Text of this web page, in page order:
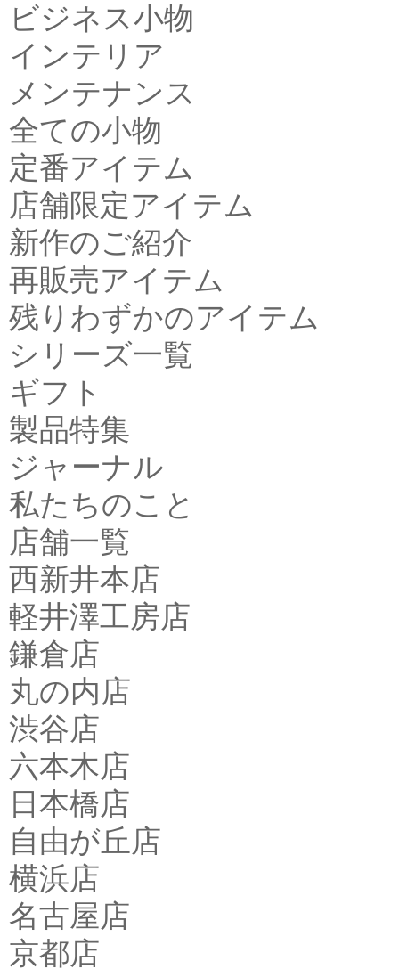
ビジネス小物
インテリア
メンテナンス
全ての小物
定番アイテム
店舗限定アイテム
新作のご紹介
再販売アイテム
残りわずかのアイテム
シリーズ一覧
ギフト
製品特集
ジャーナル
私たちのこと
店舗一覧
西新井本店
軽井澤工房店
鎌倉店
丸の内店
渋谷店
六本木店
日本橋店
自由が丘店
横浜店
名古屋店
京都店